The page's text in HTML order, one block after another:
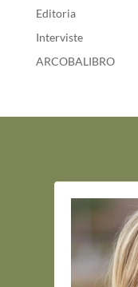
Editoria
Interviste
ARCOBALIBRO